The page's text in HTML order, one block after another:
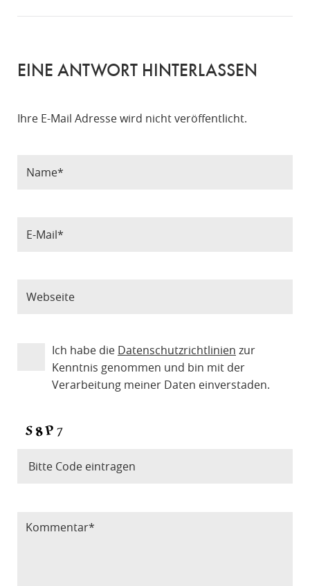
EINE ANTWORT HINTERLASSEN
Ihre E-Mail Adresse wird nicht veröffentlicht.
Ich habe die Datenschutzrichtlinien zur
Kenntnis genommen und bin mit der
Verarbeitung meiner Daten einverstaden.